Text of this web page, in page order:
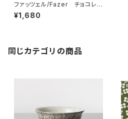
ファッツェル/Fazer チョコレ
ート KFミルクレトロ缶 ライオ
ン
¥1,680
同じカテゴリの商品